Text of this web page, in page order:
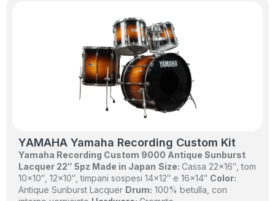
YAMAHA Yamaha Recording Custom Kit
Yamaha Recording Custom 9000 Antique Sunburst
Lacquer 22″ 5pz Made in Japan Size: Cassa 22×16″, tom
10×10″, 12×10″, timpani sospesi 14×12″ e 16×14″ Color:
Antique Sunburst Lacquer Drum: 100% betulla, con